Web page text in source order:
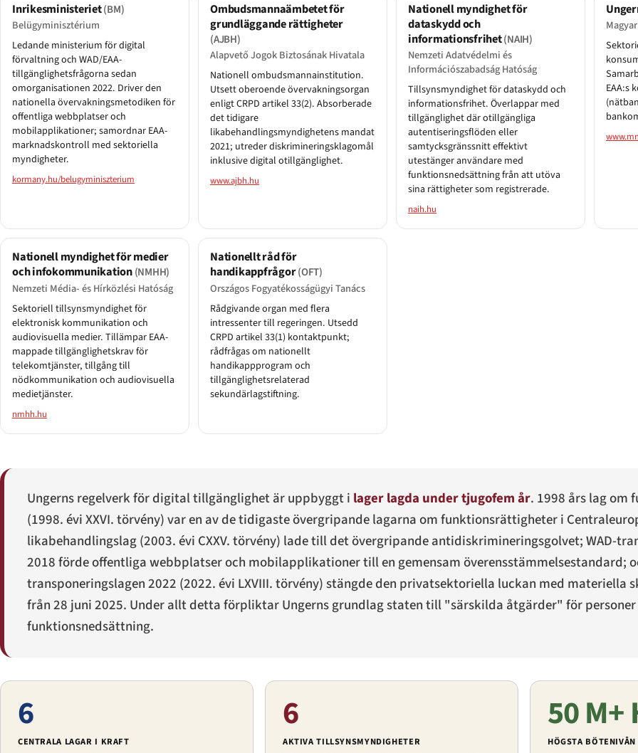
Inrikesministeriet(BM)
Belügyminisztérium
Ledande ministerium för digital
förvaltning och WAD/EAA-
tillgänglighetsfrågorna sedan
omorganisationen 2022. Driver den
nationella övervakningsmetodiken för
offentliga webbplatser och
mobilapplikationer; samordnar EAA-
marknadskontroll med sektoriella
myndigheter.
kormany.hu/belugyminiszterium
Ombudsmannaämbetet för
grundläggande rättigheter
(AJBH)
Alapvető Jogok Biztosának Hivatala
Nationell ombudsmannainstitution.
Utsett oberoende övervakningsorgan
enligt CRPD artikel 33(2). Absorberade
det tidigare
likabehandlingsmyndighetens mandat
2021; utreder diskrimineringsklagomål
inklusive digital otillgänglighet.
www.ajbh.hu
Nationell myndighet för
dataskydd och
informationsfrihet(NAIH)
Nemzeti Adatvédelmi és
Információszabadság Hatóság
Tillsynsmyndighet för dataskydd och
informationsfrihet. Överlappar med
tillgänglighet där otillgängliga
autentiseringsflöden eller
samtycksgränssnitt effektivt
utestänger användare med
funktionsnedsättning från att utöva
sina rättigheter som registrerade.
naih.hu
EAA:s
Nationell myndighet för medier
och infokommunikation(NMHH)
Nemzeti Média- és Hírközlési Hatóság
Sektoriell tillsynsmyndighet för
elektronisk kommunikation och
audiovisuella medier. Tillämpar EAA-
mappade tillgänglighetskrav för
telekomtjänster, tillgång till
nödkommunikation och audiovisuella
medietjänster.
nmhh.hu
Nationellt råd för
handikappfrågor(OFT)
Országos Fogyatékosságügyi Tanács
Rådgivande organ med flera
intressenter till regeringen. Utsedd
CRPD artikel 33(1) kontaktpunkt;
rådfrågas om nationellt
handikappprogram och
tillgänglighetsrelaterad
sekundärlagstiftning.
Ungerns regelverk för digital tillgänglighet är uppbyggt i lager lagda under tjugofem år. 1998 års lag
(1998. évi XXVI. törvény) var en av de tidigaste övergripande lagarna om funktionsrättigheter i
likabehandlingslag (2003. évi CXXV. törvény) lade till det övergripande antidiskrimineringsgolvet; WAD-
2018 förde offentliga webbplatser och mobilapplikationer till en gemensam överensstämmelsestandard;
transponeringslagen 2022 (2022. évi LXVIII. törvény) stängde den privatsektoriella luckan med materiella
från 28 juni 2025. Under allt detta förpliktar Ungerns grundlag staten till "särskilda åtgärder" för personer
funktionsnedsättning.
6
CENTRALA LAGAR I KRAFT
6
AKTIVA TILLSYNSMYNDIGHETER
50 M+
HÖGSTA BÖTENIVÅN